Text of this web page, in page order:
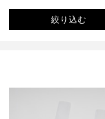
絞り込む